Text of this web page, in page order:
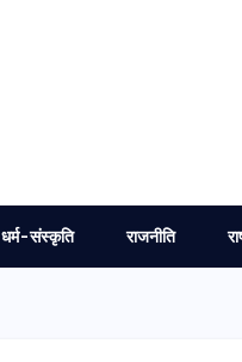
धर्म-संस्कृति राजनीति